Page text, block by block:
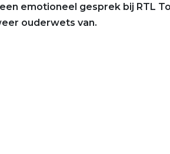
emotioneel gesprek bij RTL
ouderwets van.